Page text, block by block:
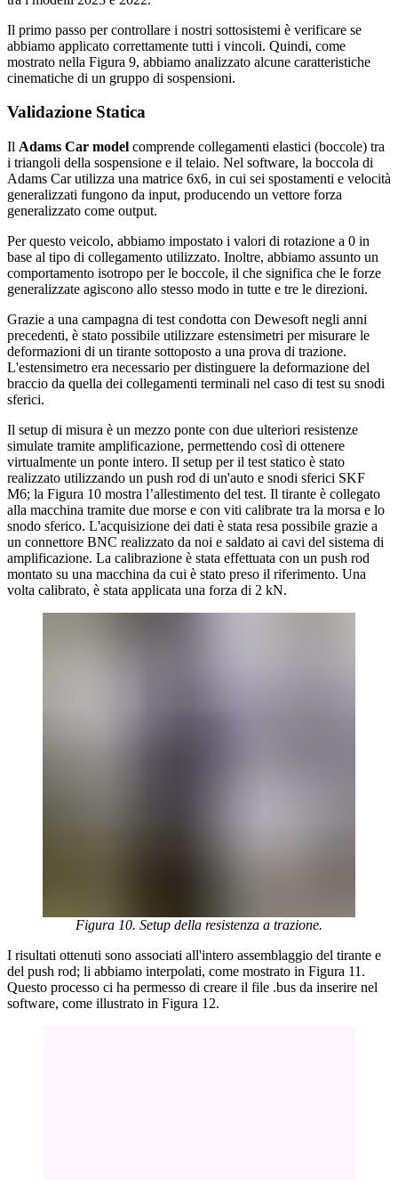
Il primo passo per controllare i nostri sottosistemi è verificare se
abbiamo applicato correttamente tutti i vincoli. Quindi, come
mostrato nella Figura 9, abbiamo analizzato alcune caratteristiche
cinematiche di un gruppo di sospensioni.
Validazione Statica
Il Adams Car model comprende collegamenti elastici (boccole) tra
i triangoli della sospensione e il telaio. Nel software, la boccola di
Adams Car utilizza una matrice 6x6, in cui sei spostamenti e velocità
generalizzati fungono da input, producendo un vettore forza
generalizzato come output.
Per questo veicolo, abbiamo impostato i valori di rotazione a 0 in
base al tipo di collegamento utilizzato. Inoltre, abbiamo assunto un
comportamento isotropo per le boccole, il che significa che le forze
generalizzate agiscono allo stesso modo in tutte e tre le direzioni.
Grazie a una campagna di test condotta con Dewesoft negli anni
precedenti, è stato possibile utilizzare estensimetri per misurare le
deformazioni di un tirante sottoposto a una prova di trazione.
L'estensimetro era necessario per distinguere la deformazione del
braccio da quella dei collegamenti terminali nel caso di test su snodi
sferici.
Il setup di misura è un mezzo ponte con due ulteriori resistenze
simulate tramite amplificazione, permettendo così di ottenere
virtualmente un ponte intero. Il setup per il test statico è stato
realizzato utilizzando un push rod di un'auto e snodi sferici SKF
M6; la Figura 10 mostra l’allestimento del test. Il tirante è collegato
alla macchina tramite due morse e con viti calibrate tra la morsa e lo
snodo sferico. L'acquisizione dei dati è stata resa possibile grazie a
un connettore BNC realizzato da noi e saldato ai cavi del sistema di
amplificazione. La calibrazione è stata effettuata con un push rod
montato su una macchina da cui è stato preso il riferimento. Una
volta calibrato, è stata applicata una forza di 2 kN.
Figura 10. Setup della resistenza a trazione.
I risultati ottenuti sono associati all'intero assemblaggio del tirante e
del push rod; li abbiamo interpolati, come mostrato in Figura 11.
Questo processo ci ha permesso di creare il file .bus da inserire nel
software, come illustrato in Figura 12.